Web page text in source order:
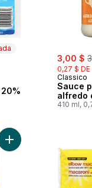
sale:
3,00 $ ,
0,27 $ DE
Classico
Sauce
alfredo
410 ml,
Ajouter Dîner de